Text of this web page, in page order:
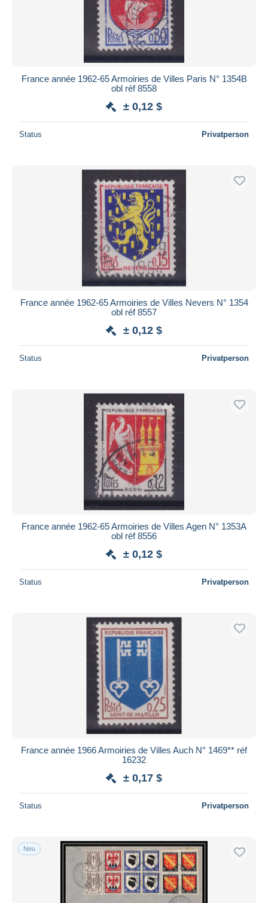
France année 1962-65 Armoiries de Villes Paris N° 1354B
obl réf 8558
± 0,12 $
Status Privatperson
France année 1962-65 Armoiries de Villes Nevers N° 1354
obl réf 8557
± 0,12 $
Status Privatperson
France année 1962-65 Armoiries de Villes Agen N° 1353A
obl réf 8556
± 0,12 $
Status Privatperson
France année 1966 Armoiries de Villes Auch N° 1469** réf
16232
± 0,17 $
Status Privatperson
Neu